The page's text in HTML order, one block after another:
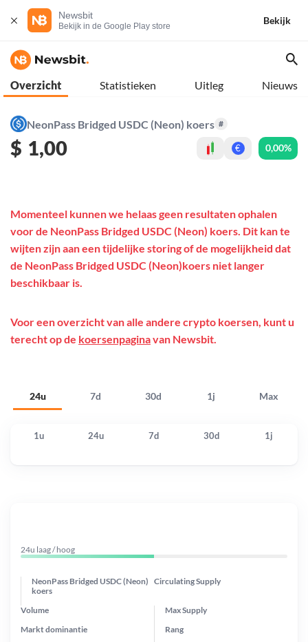
Newsbit
Bekijk in de Google Play store
Bekijk
Overzicht Statistieken Uitleg Nieuws
NeonPass Bridged USDC (Neon) koers #
$ 1,00 € 0,00%
24u 7d 30d 1j Max
Momenteel kunnen we helaas geen resultaten ophalen
voor de NeonPass Bridged USDC (Neon) koers. Dit kan te
wijten zijn aan een tijdelijke storing of de mogelijkheid dat
de NeonPass Bridged USDC (Neon)koers niet langer
beschikbaar is.
Voor een overzicht van alle andere crypto koersen, kunt u
terecht op de koersenpaginavan Newsbit.
1u 24u 7d 30d 1j
24u laag / hoog
NeonPass Bridged USDC (Neon)
koers
Circulating Supply
Max Supply
Markt dominantie
Volume
Rang